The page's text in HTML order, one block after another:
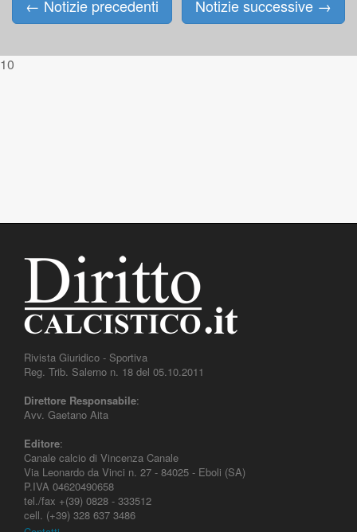
Posts navigation
← Notizie precedenti Notizie successive →
10
Rivista Giuridico - Sportiva
Reg. Trib. Salerno n. 18 del 05.10.2011
Direttore Responsabile:
Avv. Gaetano Aita
Editore:
Canale calcio di Vincenza Canale
Via Leonardo da Vinci n. 27 - 84025 - Eboli (SA)
P.IVA 04620490658
tel./fax +(39) 0828 - 333512
cell. (+39) 328 637 3486